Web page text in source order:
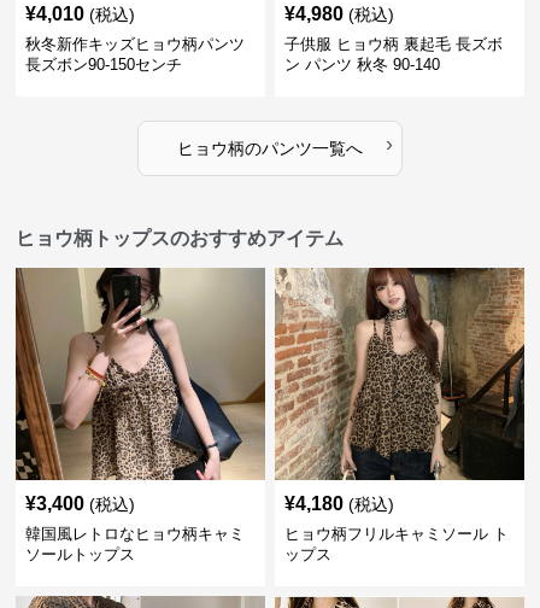
¥4,010 (税込)
秋冬新作キッズヒョウ柄パンツ
長ズボン90-150センチ
¥4,980 (税込)
子供服 ヒョウ柄 裏起毛 長ズボ
ン パンツ 秋冬 90-140
ヒョウ柄のパンツ一覧へ ›
ヒョウ柄トップスのおすすめアイテム
¥3,400 (税込)
韓国風レトロなヒョウ柄キャミ
ソールトップス
¥4,180 (税込)
ヒョウ柄フリルキャミソール ト
ップス